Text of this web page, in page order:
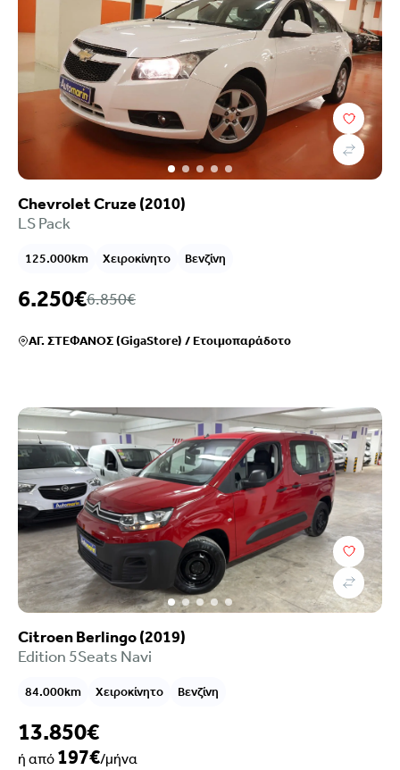
Chevrolet Cruze (2010)
LS Pack
125.000km Χειροκίνητο Βενζίνη
6.250€6.850€
ΑΓ. ΣΤΕΦΑΝΟΣ (GigaStore) /Ετοιμοπαράδοτο
Citroen Berlingo (2019)
Edition 5Seats Navi
84.000km Χειροκίνητο Βενζίνη
13.850€
ή από 197€/μήνα